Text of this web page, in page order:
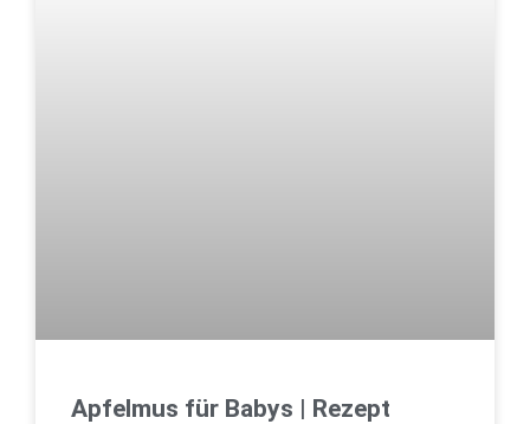
Apfelmus für Babys | Rezept